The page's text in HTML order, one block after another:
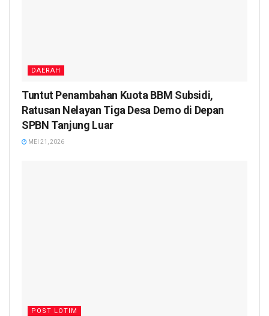
DAERAH
Tuntut Penambahan Kuota BBM Subsidi,
Ratusan Nelayan Tiga Desa Demo di Depan
SPBN Tanjung Luar
MEI 21, 2026
POST LOTIM